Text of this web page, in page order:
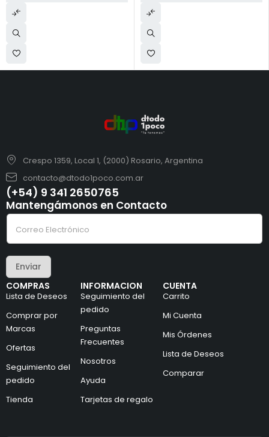
Crespo 1359, Local 1, (2000) Rosario, Argentina
contacto@dtodo1poco.com.ar
(+54) 9 341 2650765
COMPRAS
Lista de Deseos
Comprar por
Marcas
Ofertas
Seguimiento del
pedido
Tienda
INFORMACION
Seguimiento del
pedido
Preguntas
Frecuentes
Nosotros
Ayuda
Tarjetas de regalo
CUENTA
Carrito
Mi Cuenta
Mis Órdenes
Lista de Deseos
Comparar
Mantengámonos en Contacto
C
o
r
o
e
l
e
c
t
r
n
i
c
o
C
e
e
l
e
t
r
n
c
o
Enviar